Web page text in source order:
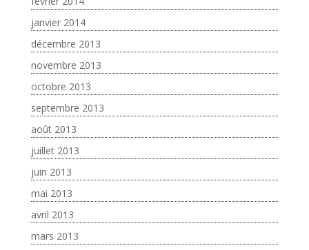
janvier 2014
décembre 2013
novembre 2013
octobre 2013
septembre 2013
août 2013
juillet 2013
juin 2013
mai 2013
avril 2013
mars 2013